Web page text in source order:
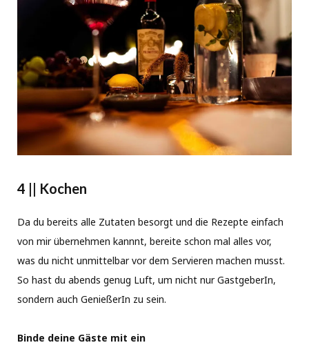
4 || Kochen
Da du bereits alle Zutaten besorgt und die Rezepte einfach
von mir übernehmen kannnt, bereite schon mal alles vor,
was du nicht unmittelbar vor dem Servieren machen musst.
So hast du abends genug Luft, um nicht nur GastgeberIn,
sondern auch GenießerIn zu sein.
Binde deine Gäste mit ein